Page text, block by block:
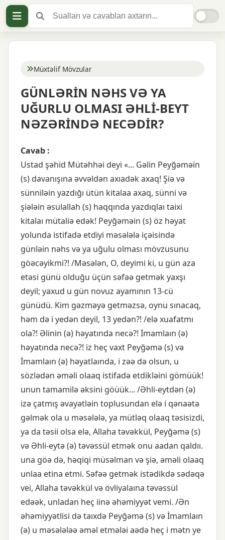
Müxtəlif Mövzular
GÜNLƏRİN NƏHS VƏ YA
UĞURLU OLMASI ƏHLİ-BEYT
NƏZƏRİNDƏ NECƏDİR?
Cavab :
Ustad şəhid Mütəhhəi deyi «... Gəlin Peyğəməin
(s) davanışına əvvəldən axıadək axaq! Şiə və
sünniləin yazdığı ütün kitalaa axaq, sünni və
şiələin əsulallah (s) haqqında yazdıqlaı taixi
kitalaı mütaliə edək! Peyğəməin (s) öz həyat
yolunda istifadə etdiyi məsələlə içəisində
günləin nəhs və ya uğulu olması mövzusunu
göəcəyikmi?! /Məsələn, O, deyimi ki, u gün aza
etəsi günü olduğu üçün səfəə getmək yaxşı
deyil; yaxud u gün novuz ayamının 13-cü
günüdü. Kim gəzməyə getməzsə, oynu sınacaq,
həm də i yedən deyil, 13 yedən?! /elə xuafatmı
ola?! Əlinin (ə) həyatında necə?! İmamlaın (ə)
həyatında necə?! iz heç vaxt Peyğəmə (s) və
İmamlaın (ə) həyatlaında, i zəə də olsun, u
sözlədən əməli olaaq istifadə etdikləini gömüük!
unun tamamilə əksini göüük... /Əhli-eytdən (ə)
izə çatmış əvayətləin toplusundan elə i qənaətə
gəlmək ola u məsələlə, ya mütləq olaaq təsisizdi,
ya da təsii olsa elə, Allaha təvəkkül, Peyğəmə (s)
və Əhli-eytə (ə) təvəssül etmək onu aadan qaldıı.
una göə də, həqiqi müsəlman və şiə, əməli olaaq
unlaa etina etmi. Səfəə getmək istədikdə sədəqə
vei, Allaha təvəkkül və övliyalaına təvəssül
edəək, unladan heç iinə əhəmiyyət vemi. /Ən
əhəmiyyətlisi də taıxdə Peyğəmə (s) və İmamlaın
(ə) u məsələləə əməl etmələi aədə heç i mətn ye